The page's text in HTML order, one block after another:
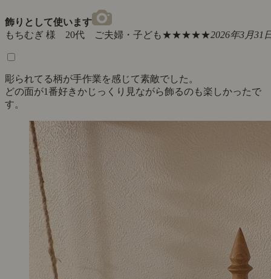
飾りとして使います
もちむぎ 様 20代 ご夫婦・子ども★★★★★2026年3月31
彫られてる柄が手作業を感じて素敵でした。
どの面が1番好きかじっくり見ながら飾るのも楽しかったで
す。